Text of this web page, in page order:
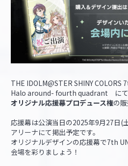
THE IDOLM@STER SHINY COLORS
Halo around- fourth quadrant にて
オリジナル応援幕プロデュース権の
応援幕は公演当日の2025年9月27日(
アリーナにて掲出予定です。
オリジナルデザインの応援幕で7th
会場を彩りましょう！